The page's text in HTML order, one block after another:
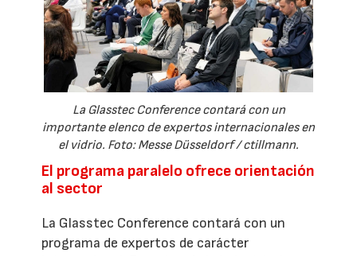
La Glasstec Conference contará con un
importante elenco de expertos internacionales en
el vidrio. Foto: Messe Düsseldorf / ctillmann.
El programa paralelo ofrece orientación
al sector
La Glasstec Conference contará con un
programa de expertos de carácter